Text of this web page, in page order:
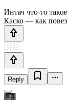
Интач что-то
Каско — как
Reply